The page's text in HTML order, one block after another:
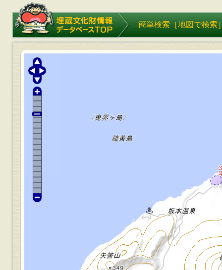
埋蔵文化財情報データベース
TOP
簡単検索［地図で検索